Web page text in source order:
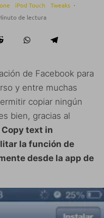
iPod Touch Tweaks ·
de lectura
de Facebook para
y entre muchas
copiar ningún
bien, gracias al
Copy text in
la función de
desde la app de